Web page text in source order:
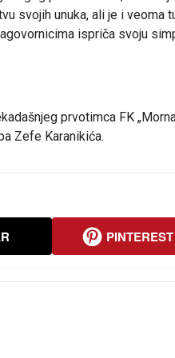
svojih unuka, ali je i
ispriča svoju
prvotimca FK
Zefe Karanikića.
PINTEREST